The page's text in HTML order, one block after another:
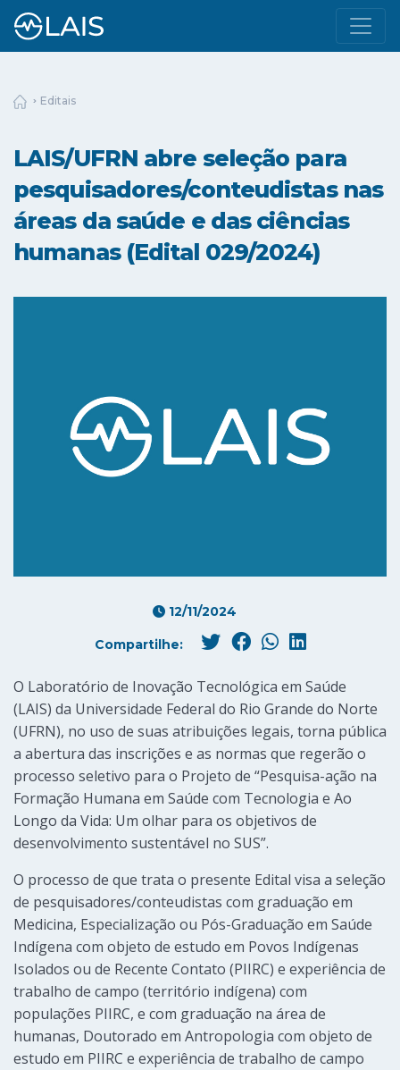
Editais
LAIS/UFRN abre seleção para
pesquisadores/conteudistas nas
áreas da saúde e das ciências
humanas (Edital 029/2024)
12/11/2024
Compartilhe:
O Laboratório de Inovação Tecnológica em Saúde
(LAIS) da Universidade Federal do Rio Grande do Norte
(UFRN), no uso de suas atribuições legais, torna pública
a abertura das inscrições e as normas que regerão o
processo seletivo para o Projeto de “Pesquisa-ação na
Formação Humana em Saúde com Tecnologia e Ao
Longo da Vida: Um olhar para os objetivos de
desenvolvimento sustentável no SUS”.
O processo de que trata o presente Edital visa a seleção
de pesquisadores/conteudistas com graduação em
Medicina, Especialização ou Pós-Graduação em Saúde
Indígena com objeto de estudo em Povos Indígenas
Isolados ou de Recente Contato (PIIRC) e experiência de
trabalho de campo (território indígena) com
populações PIIRC, e com graduação na área de
humanas, Doutorado em Antropologia com objeto de
estudo em PIIRC e experiência de trabalho de campo